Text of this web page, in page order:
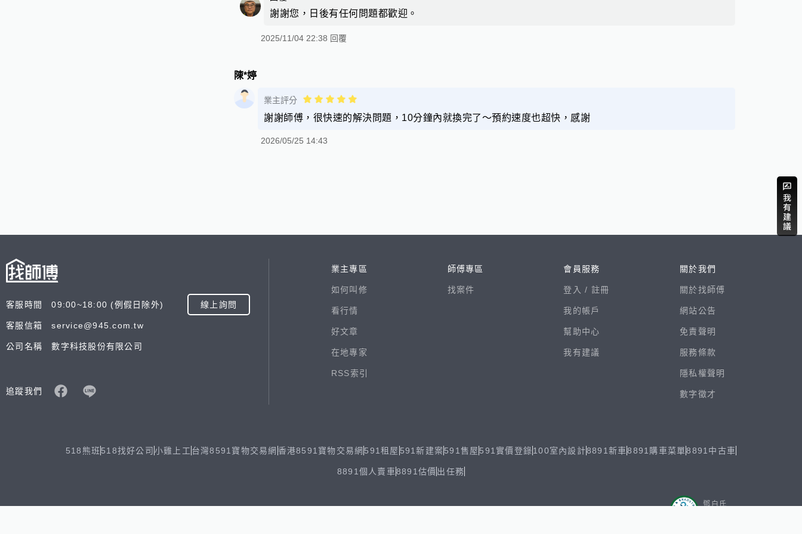
謝謝您，日後有任何問題都歡迎。
2025/11/04 22:38 回覆
陳*婷
業主評分
謝謝師傅，很快速的解決問題，10分鐘內就換完了～預約速度也超快，感謝
2026/05/25 14:43
客服時間 09:00~18:00 (例假日除外) 線上詢問
客服信箱 service@945.com.tw
公司名稱 數字科技股份有限公司
追蹤我們
業主專區
如何叫修
看行情
好文章
在地專家
RSS索引
師傅專區
找案件
會員服務
登入 / 註冊
我的帳戶
幫助中心
我有建議
關於我們
關於找師傅
網站公告
免責聲明
服務條款
隱私權聲明
數字徵才
518熊班 518找好公司 小雞上工 台灣8591寶物交易網 香港8591寶物交易網 591租屋 591新建案591售屋 591實價登錄100室內設計8891新車 8891購車菜單 8891中古車
8891個人賣車8891估價出任務
鄧白氏